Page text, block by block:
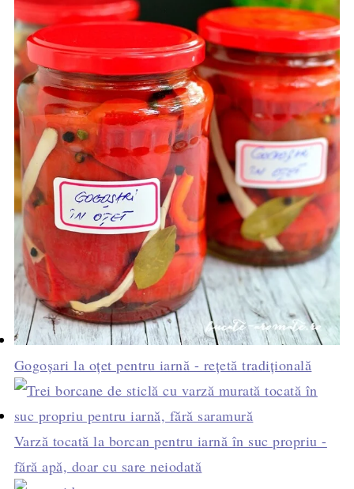
Gogoșari la oțet pentru iarnă - rețetă tradițională
Varză tocată la borcan pentru iarnă în suc propriu -
fără apă, doar cu sare neiodată